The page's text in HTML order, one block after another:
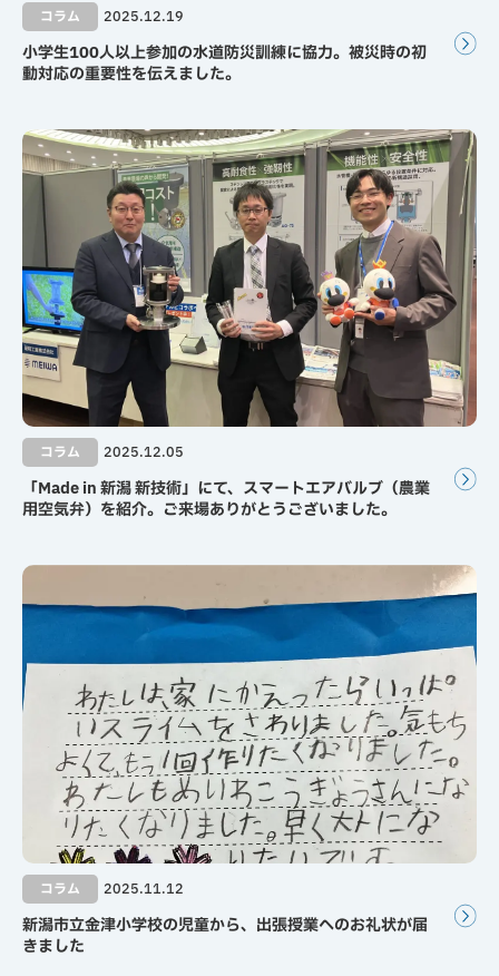
コラム 2025.12.19
小学生100人以上参加の水道防災訓練に協力。被災時の初
動対応の重要性を伝えました。
コラム 2025.12.05
「Made in 新潟 新技術」にて、スマートエアバルブ（農業
用空気弁）を紹介。ご来場ありがとうございました。
コラム 2025.11.12
新潟市立金津小学校の児童から、出張授業へのお礼状が届
きました